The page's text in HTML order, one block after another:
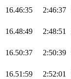
16.46:35 2:46:37
16.48:49 2:48:51
16.50:37 2:50:39
16.51:59 2:52:01